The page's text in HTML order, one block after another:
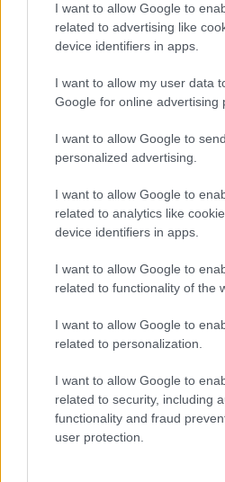
I want to allow Google to
related to advertising like
device identifiers in apps.
I want to allow my user data
Google for online advertising
I want to allow Google to
personalized advertising.
I want to allow Google to
related to analytics like
device identifiers in apps.
I want to allow Google to
related to functionality of the
I want to allow Google to
related to personalization.
I want to allow Google to
related to security, including
functionality and fraud
user protection.
Forrás:MTI
Vidék Jubileum Lavór
PÖRGÉS - IDÉN IS